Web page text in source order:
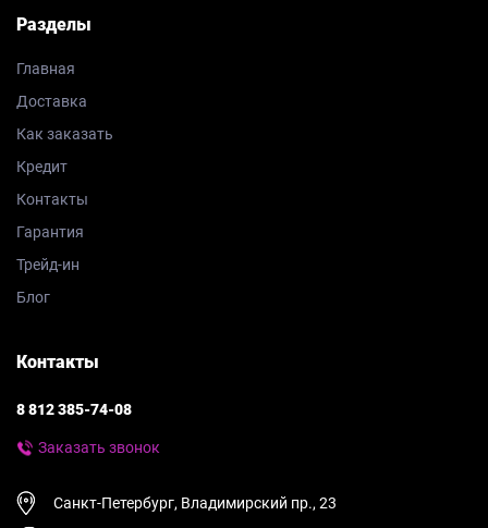
Разделы
Главная
Доставка
Как заказать
Кредит
Контакты
Гарантия
Трейд-ин
Блог
Контакты
8 812 385-74-08
Заказать звонок
Санкт-Петербург, Владимирский пр., 23